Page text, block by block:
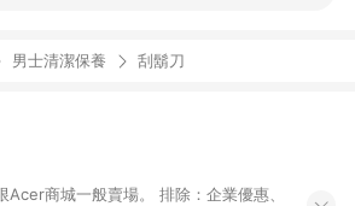
男士清潔保養 刮鬍刀
商城一般賣場。 排除：企業優惠、